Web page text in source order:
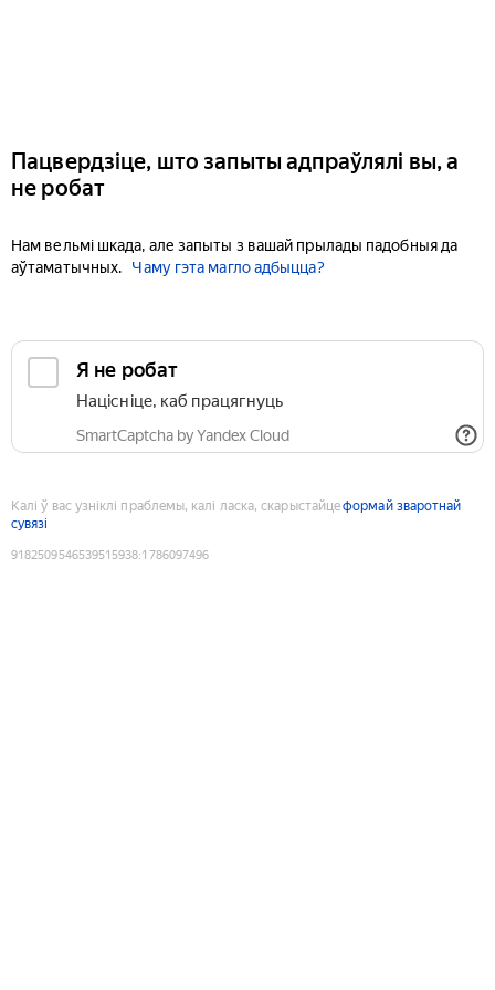
Пацвердзіце, што запыты адпраўлялі вы, а
не робат
Нам вельмі шкада, але запыты з вашай прылады падобныя да
аўтаматычных.
Чаму гэта магло адбыцца?
Я не робат
Націсніце, каб працягнуць
SmartCaptcha by Yandex Cloud
Калі ў вас узніклі праблемы, калі ласка, скарыстайцеформай зваротнай
сувязі
9182509546539515938:1786097496